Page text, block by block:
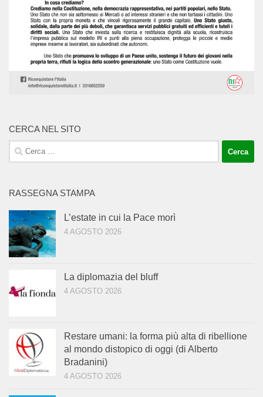
CERCA NEL SITO
Ricerca
per:
RASSEGNA STAMPA
L’estate in cui la Pace morì
4 AGOSTO 2026
La diplomazia del bluff
4 AGOSTO 2026
Restare umani: la forma più alta di ribellione
al mondo distopico di oggi (di Alberto
Bradanini)
4 AGOSTO 2026